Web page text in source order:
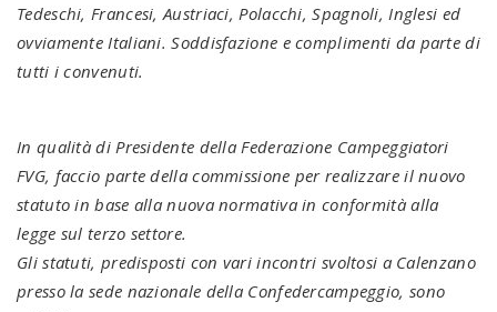
Tedeschi, Francesi, Austriaci, Polacchi, Spagnoli, Inglesi ed
ovviamente Italiani. Soddisfazione e complimenti da parte di
tutti i convenuti.
In qualità di Presidente della Federazione Campeggiatori
FVG, faccio parte della commissione per realizzare il nuovo
statuto in base alla nuova normativa in conformità alla
legge sul terzo settore.
Gli statuti, predisposti con vari incontri svoltosi a Calenzano
presso la sede nazionale della Confedercampeggio, sono